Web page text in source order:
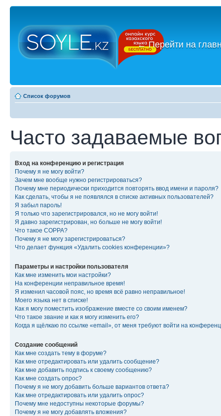
←Перейти на
Список форумов
Часто задаваемые
Вход на конференцию и регистрация
Почему я не могу войти?
Зачем мне вообще нужно регистрироваться?
Почему мне периодически приходится повторять ввод имени и пароля?
Как сделать, чтобы я не появлялся в списке активных пользователей?
Я забыл пароль!
Я только что зарегистрировался, но не могу войти!
Я давно зарегистрирован, но больше не могу войти!
Что такое COPPA?
Почему я не могу зарегистрироваться?
Что делает функция «Удалить cookies конференции»?
Параметры и настройки пользователя
Как мне изменить мои настройки?
На конференции неправильное время!
Я изменил часовой пояс, но время всё равно неправильное!
Моего языка нет в списке!
Как я могу поместить изображение вместе со своим именем?
Что такое звание и как я могу изменить его?
Когда я щёлкаю по ссылке «email», от меня требуют войти на
Создание сообщений
Как мне создать тему в форуме?
Как мне отредактировать или удалить сообщение?
Как мне добавить подпись к своему сообщению?
Как мне создать опрос?
Почему я не могу добавить больше вариантов ответа?
Как мне отредактировать или удалить опрос?
Почему мне недоступны некоторые форумы?
Почему я не могу добавлять вложения?